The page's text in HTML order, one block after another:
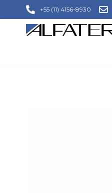
+55 (11) 4156-8930